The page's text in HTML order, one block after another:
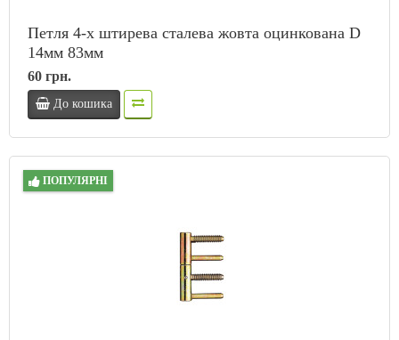
Петля 4-х штирева сталева жовта оцинкована D
14мм 83мм
60 грн.
До кошика
ПОПУЛЯРНІ